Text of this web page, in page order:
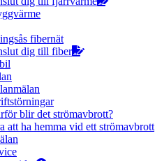
fibernät
dig till fiber
blir det strömavbrott?
att ha hemma vid ett strömavbrott